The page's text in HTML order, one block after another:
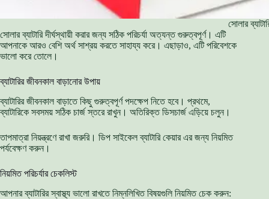
সোলার
সোলার ব্যাটারি দীর্ঘস্থায়ী করার জন্য সঠিক পরিচর্যা অত্যন্ত গুরুত্বপূর্ণ। এটি
আপনাকে আরও বেশি অর্থ সাশ্রয় করতে সাহায্য করে। এছাড়াও, এটি পরিবেশকে
ভালো করে তোলে।
ব্যাটারির জীবনকাল বাড়ানোর উপায়
ব্যাটারির জীবনকাল বাড়াতে কিছু গুরুত্বপূর্ণ পদক্ষেপ নিতে হবে। প্রথমে,
ব্যাটারিকে সবসময় সঠিক চার্জ স্তরে রাখুন। অতিরিক্ত ডিসচার্জ এড়িয়ে চলুন।
তাপমাত্রা নিয়ন্ত্রণে রাখা জরুরি। ডিপ সাইকেল ব্যাটারি কেয়ার এর জন্য নিয়মিত
পর্যবেক্ষণ করুন।
নিয়মিত পরিচর্যার চেকলিস্ট
আপনার ব্যাটারির স্বাস্থ্য ভালো রাখতে নিম্নলিখিত বিষয়গুলি নিয়মিত চেক করুন: